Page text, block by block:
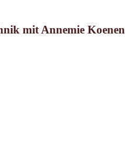
mit Annemie Koenen